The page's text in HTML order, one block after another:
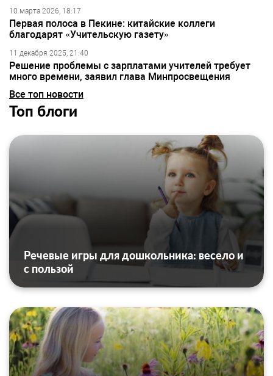
10 марта 2026, 18:17
Первая полоса в Пекине: китайские коллеги
благодарят «Учительскую газету»
11 декабря 2025, 21:40
Решение проблемы с зарплатами учителей требует
много времени, заявил глава Минпросвещения
Все топ новости
Топ блоги
Речевые игры для дошкольника: весело и
с пользой